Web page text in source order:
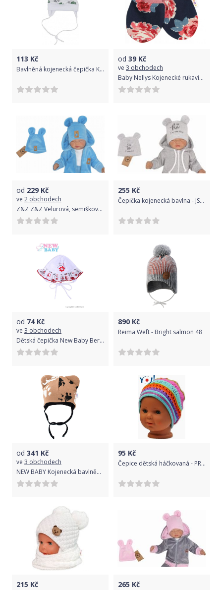
113 Kč
Bavlněná kojenecká čepička Koala Nature, Zelená, 56 (0-3m)
od 39 Kč
ve 3 obchodech
Baby Nellys Kojenecké rukavičky Růže - pudrové/granát
od 229 Kč
ve 2 obchodech
Z&Z Z&Z Velurová, semišková čepička s oušky, sv. modrá, 80/86 46/48 čepičky obvod
255 Kč
Čepička kojenecká bavlna - JSEM TU šedá - vel.56-62
od 74Kč
ve 3 obchodech
Dětská čepička New Baby Beruška 80 (9-12m)
890 Kč
Reima Weft - Bright salmon 48
od 341 Kč
ve 3 obchodech
NEW BABY Kojenecká bavlněná čepička s oušky New Baby Paw hořčicová Dle obrázku 56 (0-3m)
95 Kč
Čepice dětská háčkovaná - PRUHY tyrkysové s oranžovou - vel.48-50
215 Kč 265 Kč